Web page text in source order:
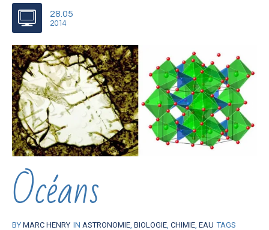
28.05
2014
Océans
BY MARC HENRY IN ASTRONOMIE BIOLOGIE CHIMIE EAU TAGS